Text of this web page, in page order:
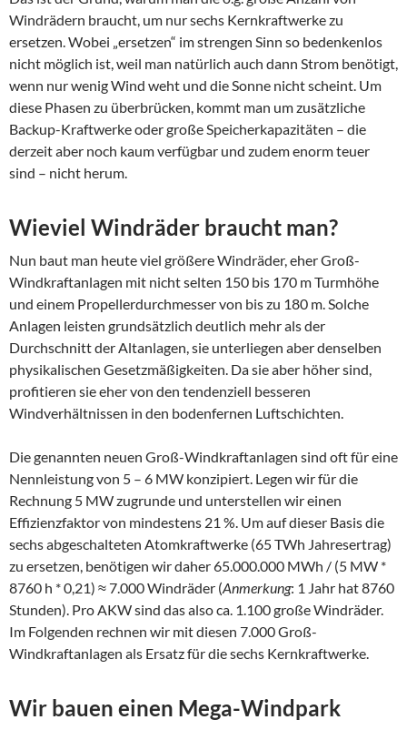
Windrädern braucht, um nur sechs Kernkraftwerke zu
ersetzen. Wobei „ersetzen“ im strengen Sinn so bedenkenlos
nicht möglich ist, weil man natürlich auch dann Strom benötigt,
wenn nur wenig Wind weht und die Sonne nicht scheint. Um
diese Phasen zu überbrücken, kommt man um zusätzliche
Backup-Kraftwerke oder große Speicherkapazitäten – die
derzeit aber noch kaum verfügbar und zudem enorm teuer
sind – nicht herum.
Wieviel Windräder braucht man?
Nun baut man heute viel größere Windräder, eher Groß-
Windkraftanlagen mit nicht selten 150 bis 170 m Turmhöhe
und einem Propellerdurchmesser von bis zu 180 m. Solche
Anlagen leisten grundsätzlich deutlich mehr als der
Durchschnitt der Altanlagen, sie unterliegen aber denselben
physikalischen Gesetzmäßigkeiten. Da sie aber höher sind,
profitieren sie eher von den tendenziell besseren
Windverhältnissen in den bodenfernen Luftschichten.
Die genannten neuen Groß-Windkraftanlagen sind oft für eine
Nennleistung von 5 – 6 MW konzipiert. Legen wir für die
Rechnung 5 MW zugrunde und unterstellen wir einen
Effizienzfaktor von mindestens 21 %. Um auf dieser Basis die
sechs abgeschalteten Atomkraftwerke (65 TWh Jahresertrag)
zu ersetzen, benötigen wir daher 65.000.000 MWh / (5 MW *
8760 h * 0,21) ≈ 7.000 Windräder (Anmerkung: 1 Jahr hat 8760
Stunden). Pro AKW sind das also ca. 1.100 große Windräder.
Im Folgenden rechnen wir mit diesen 7.000 Groß-
Windkraftanlagen als Ersatz für die sechs Kernkraftwerke.
Wir bauen einen Mega-Windpark